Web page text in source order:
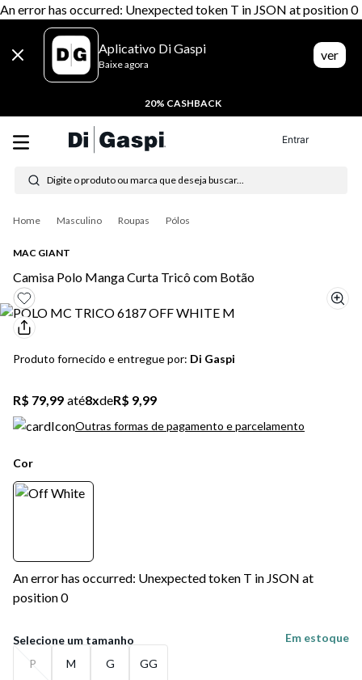
An error has occurred: Unexpected token T in JSON at position 0
Aplicativo Di Gaspi
Baixe agora
ver
20% CASHBACK
Entrar
Digite o produto ou marca que deseja buscar...
Masculino Roupas Pólos
MAC GIANT
Camisa Polo Manga Curta Tricô com Botão
Produto fornecido e entregue por: Di Gaspi
R$ 79,99 até8xdeR$ 9,99
Outras formas de pagamento e parcelamento
Cor
An error has occurred: Unexpected token T in JSON at
position 0
P M G GG
Em estoque
Termos mais buscados
1º tênis feminino
3º moletom
4º tênis masculino
5 º bota
6º sandalia
8º salto